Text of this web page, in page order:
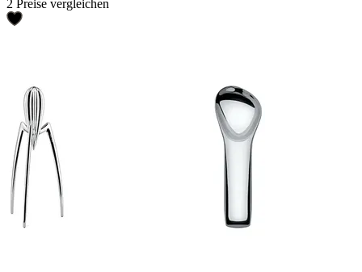
2 Preise vergleichen